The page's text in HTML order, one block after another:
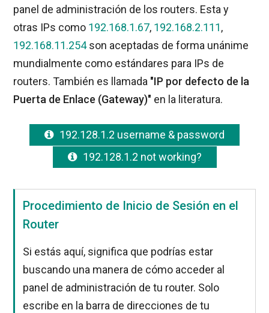
panel de administración de los routers. Esta y
otras IPs como 192.168.1.67, 192.168.2.111,
192.168.11.254son aceptadas de forma unánime
mundialmente como estándares para IPs de
routers. También es llamada "IP por defecto de la
Puerta de Enlace (Gateway)" en la literatura.
192.128.1.2 username & password
192.128.1.2 not working?
Procedimiento de Inicio de Sesión en el
Router
Si estás aquí, significa que podrías estar
buscando una manera de cómo acceder al
panel de administración de tu router. Solo
escribe en la barra de direcciones de tu